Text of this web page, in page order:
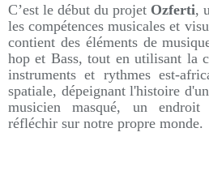
C’est le début du projet Ozferti,
les compétences musicales et
contient des éléments de
hop et Bass, tout en utilisant la
instruments et rythmes est-
spatiale, dépeignant l'histoire
musicien masqué, un
réfléchir sur notre propre monde.